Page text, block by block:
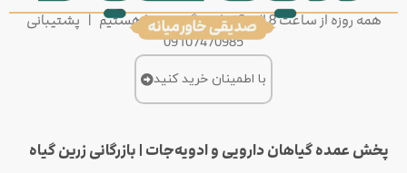
همه روزه از ساعت 8 الی 18 پاسخگوی شما هستیم | پشتیبانی
09107470985
با اطمینان خرید کنید
پخش عمده گیاهان دارویی و ادویه‌جات | بازرگانی زرین گیاه